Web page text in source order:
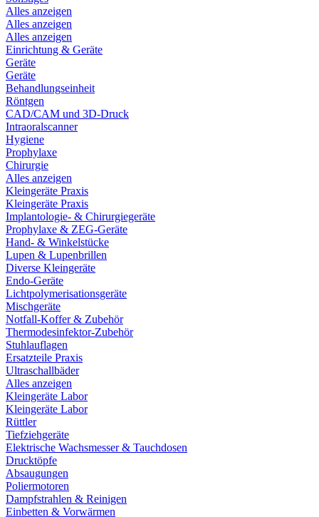
Alles anzeigen
Alles anzeigen
Alles anzeigen
Einrichtung & Geräte
Geräte
Geräte
Behandlungseinheit
Röntgen
CAD/CAM und 3D-Druck
Intraoralscanner
Hygiene
Prophylaxe
Chirurgie
Alles anzeigen
Kleingeräte Praxis
Kleingeräte Praxis
Implantologie- & Chirurgiegeräte
Prophylaxe & ZEG-Geräte
Hand- & Winkelstücke
Lupen & Lupenbrillen
Diverse Kleingeräte
Endo-Geräte
Lichtpolymerisationsgeräte
Mischgeräte
Notfall-Koffer & Zubehör
Thermodesinfektor-Zubehör
Stuhlauflagen
Ersatzteile Praxis
Ultraschallbäder
Alles anzeigen
Kleingeräte Labor
Kleingeräte Labor
Rüttler
Tiefziehgeräte
Elektrische Wachsmesser & Tauchdosen
Drucktöpfe
Absaugungen
Poliermotoren
Dampfstrahlen & Reinigen
Einbetten & Vorwärmen